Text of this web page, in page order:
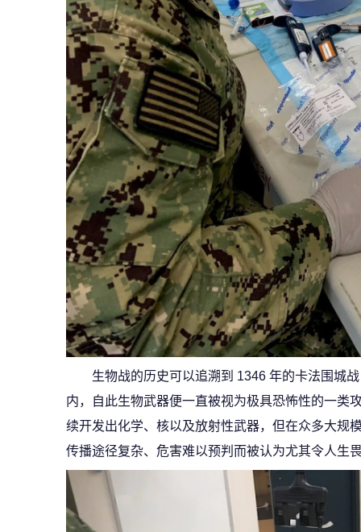
生物战的历史可以追溯到 1346 年的卡法围城
内，自此生物武器便一直被视为极具恐怖性的一类
续开发出化学、核以及放射性武器，但在众多大规
传播途径复杂、危害难以预判而被认为尤其令人生